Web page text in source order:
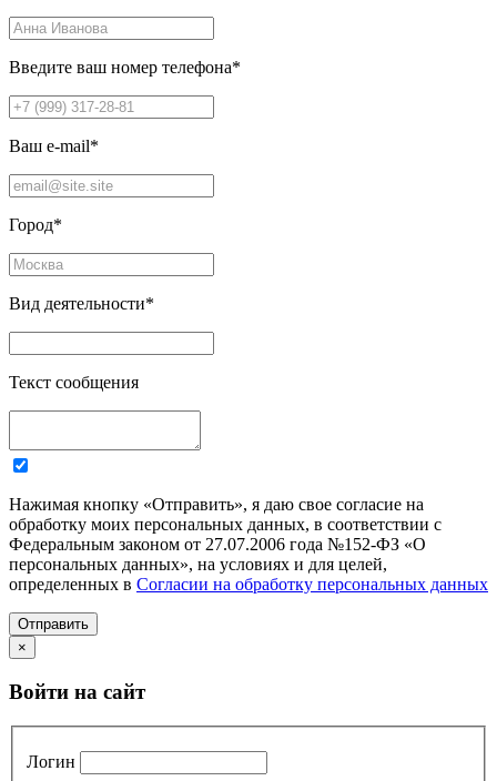
Введите ваш номер телефона*
Ваш e-mail*
Город*
Вид деятельности*
Текст сообщения
Нажимая кнопку «Отправить», я даю свое согласие на
обработку моих персональных данных, в соответствии с
Федеральным законом от 27.07.2006 года №152-ФЗ «О
персональных данных», на условиях и для целей,
определенных в Согласии на обработку персональных данных
Отправить
×
Войти на сайт
Логин